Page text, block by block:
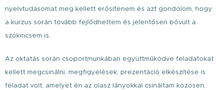
nyelvtudásomat meg kellett erősítenem és azt gondolom, hogy
a kurzus során tovább fejlődhettem és jelentősen bővült a
szókincsem is.
Az oktatás során csoportmunkában együttműködve feladatokat
kellett megcsinálni, megfigyelések, prezentáció elkészítése is
feladat volt, amelyet én az olasz lányokkal csináltam közösen,